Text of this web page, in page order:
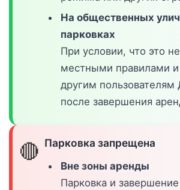
На общественных
парковках
При условии, что это
местными правилами и
другим
после завершения
🔴 Парковка запрещена
Вне зоны аренды
Парковка и